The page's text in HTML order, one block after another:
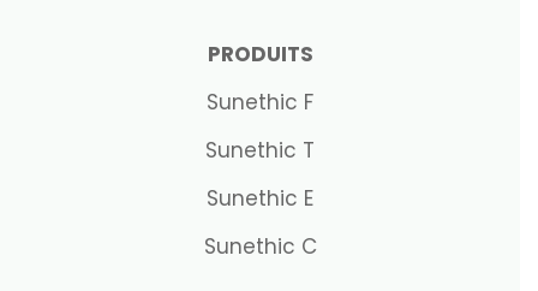
PRODUITS
Sunethic F
Sunethic T
Sunethic E
Sunethic C